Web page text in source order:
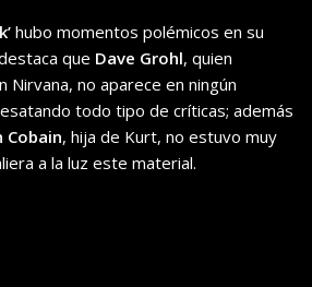
hubo momentos polémicos en su
que Dave Grohl, quien
Nirvana, no aparece en ningún
todo tipo de críticas; además
Cobain, hija de Kurt, no estuvo muy
a la luz este material.